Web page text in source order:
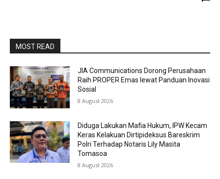
MOST READ
JIA Communications Dorong Perusahaan
Raih PROPER Emas lewat Panduan Inovasi
Sosial
8 August 2026
Diduga Lakukan Mafia Hukum, IPW Kecam
Keras Kelakuan Dirtipideksus Bareskrim
Polri Terhadap Notaris Lily Masita
Tomasoa
8 August 2026